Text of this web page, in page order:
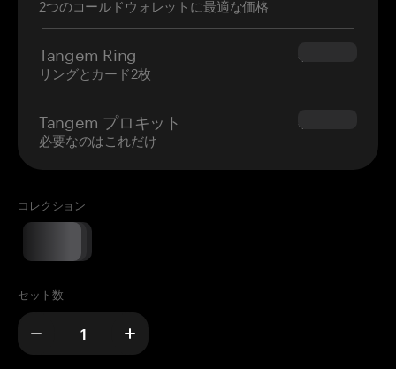
2つのコールドウォレットに最適な価格
Tangem Ring
リングとカード2枚
$160.00
Tangem プロキット
必要なのはこれだけ
$180.00
コレクション
セット数